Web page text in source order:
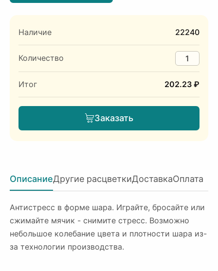
Наличие 22240
Количество
Итог 202.23 ₽
Заказать
ОписаниеДругие расцветкиДоставкаОплата
Антистресс в форме шара. Играйте, бросайте или
сжимайте мячик - снимите стресс. Возможно
небольшое колебание цвета и плотности шара из-
за технологии производства.